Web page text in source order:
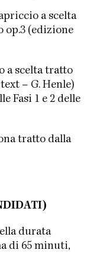
a scelta
op.3 (edizione
a scelta tratto
– G. Henle)
Fasi 1 e 2 delle
tratto dalla
durata
di 65 minuti,